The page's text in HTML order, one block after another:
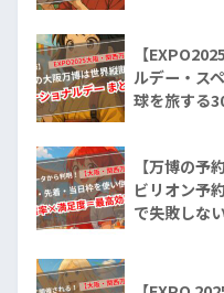
【
ルデー・ス
球を旅する
【万博の
ビリオン予
で失敗しな